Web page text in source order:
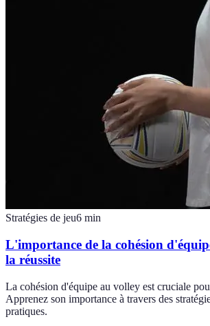
Stratégies de jeu6 min
L'importance de la cohésion
la réussite
La cohésion d'équipe au volley est cruciale
Apprenez son importance à travers des
pratiques.